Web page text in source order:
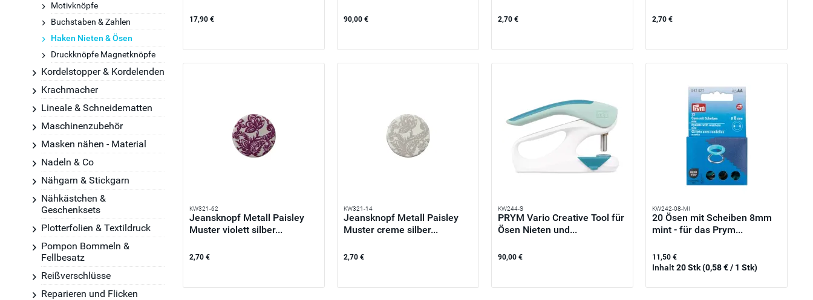
Motivknöpfe
Buchstaben & Zahlen
Haken Nieten & Ösen
Druckknöpfe Magnetknöpfe
Kordelstopper & Kordelenden
Krachmacher
Lineale & Schneidematten
Maschinenzubehör
Masken nähen - Material
Nadeln & Co
Nähgarn & Stickgarn
Nähkästchen &
Geschenksets
Plotterfolien & Textildruck
Pompon Bommeln &
Fellbesatz
Reißverschlüsse
Reparieren und Flicken
17,90 € 90,00 € 2,70 € 2,70 €
KW321-62
Jeansknopf Metall Paisley
Muster violett silber...
2,70 €
KW321-14
Jeansknopf Metall Paisley
Muster creme silber...
2,70 €
KW244-S
PRYM Vario Creative Tool für
Ösen Nieten und...
90,00 €
KW242-08-MI
20 Ösen mit Scheiben 8mm
mint - für das Prym...
11,50 €
Inhalt20 Stk(0,58 € / 1 Stk)